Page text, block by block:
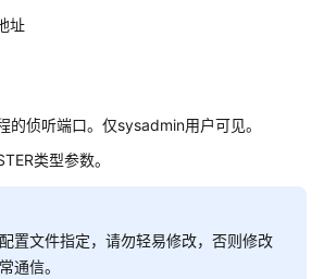
址
的侦听端口。仅sysadmin用户可见。
类型参数。
置文件指定，请勿轻易修改，否则修改
通信。